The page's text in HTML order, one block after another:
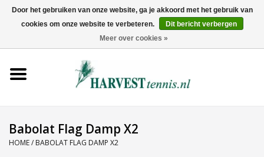
0 Artikelen - €0,00
Tenniskleding
Babolat Flag Damp X2
HOME/ BABOLAT FLAG DAMP X2
Door het gebruiken van onze website, ga je akkoord met het gebruik van
cookies om onze website te verbeteren.
Dit bericht verbergen
Meer over cookies »